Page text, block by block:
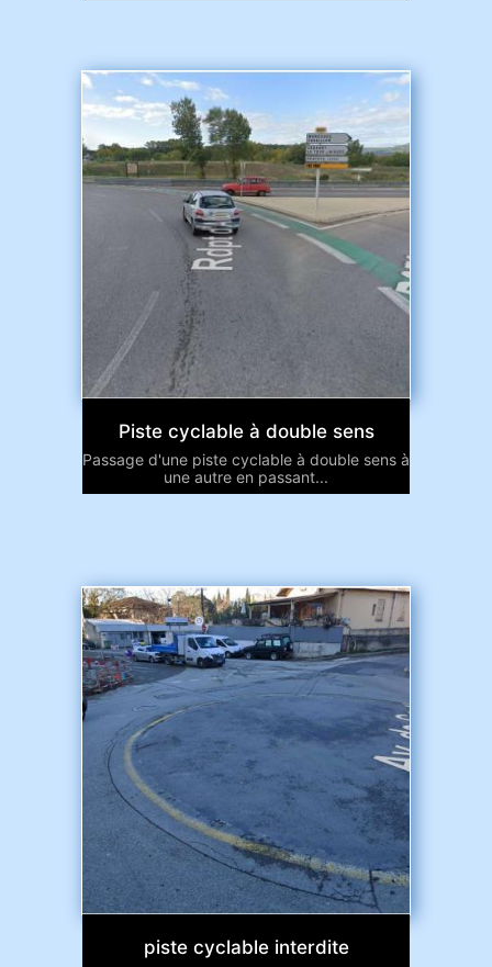
Piste cyclable à double sens
Passage d'une piste cyclable à double sens à
une autre en passant...
piste cyclable interdite